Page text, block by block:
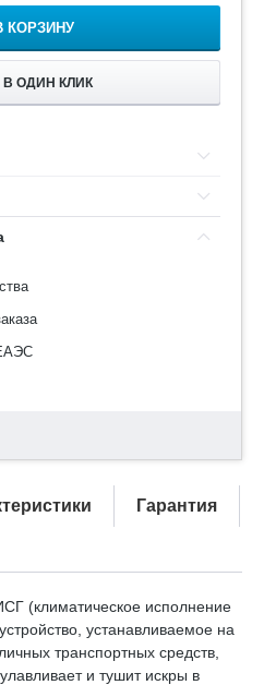
КОРЗИНУ
В ОДИН КЛИК
Гарантия
(климатическое исполнение
устанавливаемое на
транспортных средств,
и тушит искры в